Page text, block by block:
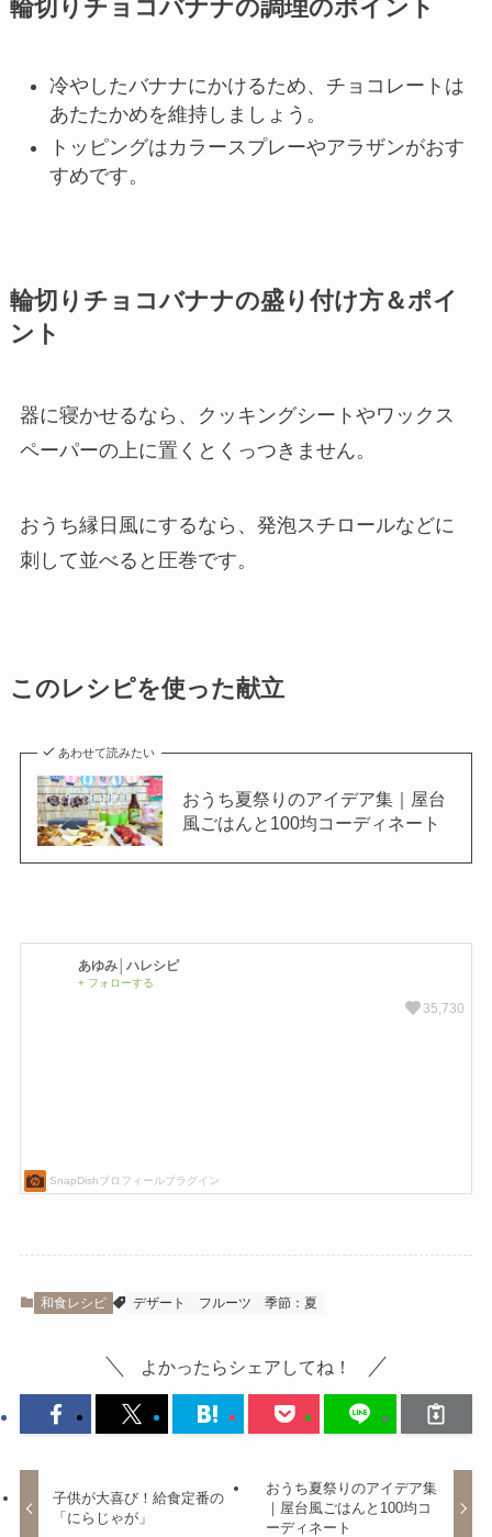
輪切りチョコバナナの調理のポイント
冷やしたバナナにかけるため、チョコレートは
あたたかめを維持しましょう。
トッピングはカラースプレーやアラザンがおす
すめです。
輪切りチョコバナナの盛り付け方＆ポイ
ント
器に寝かせるなら、クッキングシートやワックス
ペーパーの上に置くとくっつきません。
おうち縁日風にするなら、発泡スチロールなどに
刺して並べると圧巻です。
このレシピを使った献立
あわせて読みたい
おうち夏祭りのアイデア集｜屋台
風ごはんと100均コーディネート
和食レシピ デザート フルーツ 季節：夏
よかったらシェアしてね！
子供が大喜び！給食定番の
「にらじゃが」
おうち夏祭りのアイデア集
｜屋台風ごはんと100均コ
ーディネート